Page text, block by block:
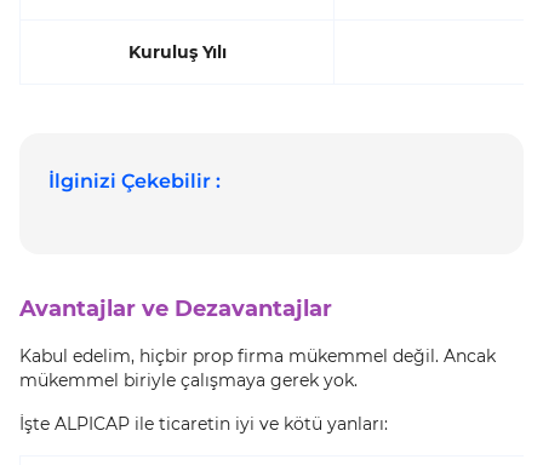
Kuruluş Yılı
İlginizi Çekebilir :
Avantajlar ve Dezavantajlar
Kabul edelim, hiçbir prop firma mükemmel değil. Ancak
mükemmel biriyle çalışmaya gerek yok.
İşte ALPICAP ile ticaretin iyi ve kötü yanları: